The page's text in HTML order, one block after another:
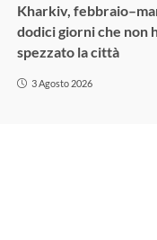
Kharkiv,
dodici giorni che non
spezzato la città
3 Agosto 2026